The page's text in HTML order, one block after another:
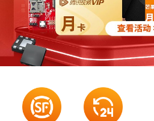
退出登录